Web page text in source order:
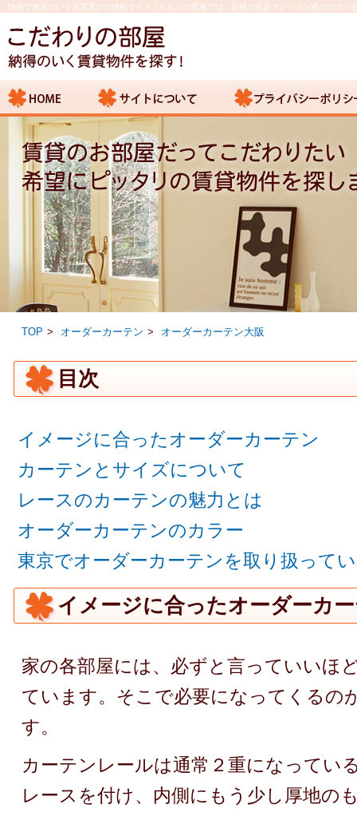
快適で満足のいく賃貸選びの情報サイトこだわりの部屋では、皆様の賃貸マンション選びのコツ
TOP オーダーカーテン オーダーカーテン大阪
目次
イメージに合ったオーダーカーテン
カーテンとサイズについて
レースのカーテンの魅力とは
オーダーカーテンのカラー
東京でオーダーカーテンを取り扱って
イメージに合ったオーダーカ
家の各部屋には、必ずと言っていいほ
ています。そこで必要になってくるの
す。
カーテンレールは通常２重になってい
レースを付け、内側にもう少し厚地の